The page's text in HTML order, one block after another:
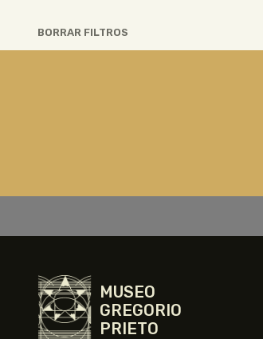
BORRAR FILTROS
MUSEO
GREGORIO
PRIETO